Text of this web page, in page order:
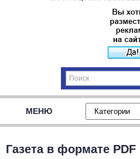
МЕНЮ
Газета в формате PDF